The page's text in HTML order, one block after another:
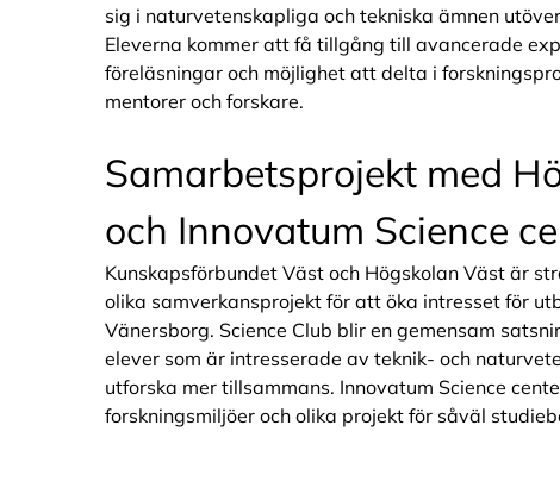
sig i naturvetenskapliga och tekniska ämnen
Eleverna kommer att få tillgång till avancerade
föreläsningar och möjlighet att delta i
mentorer och forskare.
Samarbetsprojekt med
och Innovatum Science
Kunskapsförbundet Väst och Högskolan Väst är
olika samverkansprojekt för att öka intresset för
Vänersborg. Science Club blir en gemensam
elever som är intresserade av teknik- och
utforska mer tillsammans. Innovatum Science
forskningsmiljöer och olika projekt för såväl